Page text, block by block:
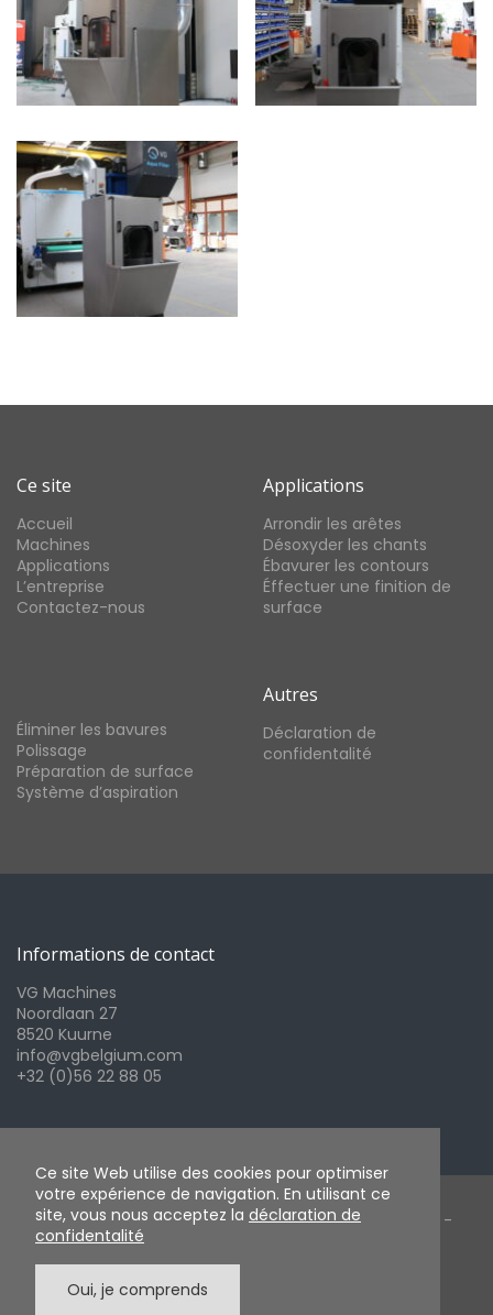
Ce site
Accueil
Machines
Applications
L’entreprise
Contactez-nous
Applications
Arrondir les arêtes
Désoxyder les chants
Ébavurer les contours
Éffectuer une finition de
surface
Éliminer les bavures
Polissage
Préparation de surface
Système d’aspiration
Autres
Déclaration de
confidentalité
Informations de contact
VG Machines
Noordlaan 27
8520 Kuurne
info@vgbelgium.com
+32 (0)56 22 88 05
Copyright 2026 VG Belgium - Webdesign by
-
Ce site Web utilise des cookies pour optimiser
votre expérience de navigation. En utilisant ce
site, vous nous acceptez la déclaration de
confidentalité
Oui, je comprends